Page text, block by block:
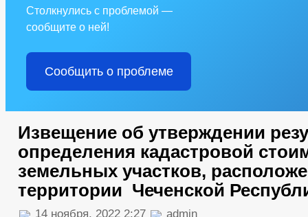
Столкнулись с проблемой —
сообщите о ней!
Сообщить о проблеме
Извещение об утверждении
определения кадастровой
земельных участков,
территории Чеченской
14 ноября, 2022 2:27 admin